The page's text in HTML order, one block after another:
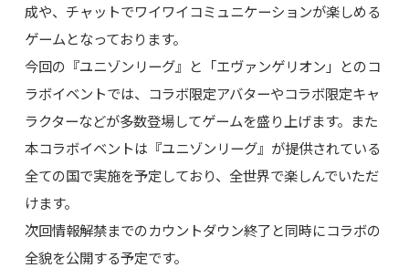
成や、チャットでワイワイコミュニケーションが楽しめる
ゲームとなっております。
今回の『ユニゾンリーグ』と「エヴァンゲリオン」とのコ
ラボイベントでは、コラボ限定アバターやコラボ限定キャ
ラクターなどが多数登場してゲームを盛り上げます。また
本コラボイベントは『ユニゾンリーグ』が提供されている
全ての国で実施を予定しており、全世界で楽しんでいただ
けます。
次回情報解禁までのカウントダウン終了と同時にコラボの
全貌を公開する予定です。